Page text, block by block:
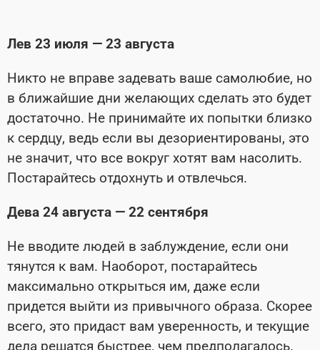
Лев 23 июля — 23 августа
Никто не вправе задевать ваше само­любие, но
в ближайшие дни желающих сделать это будет
достаточно. Не прини­майте их попытки близко
к сердцу, ведь если вы дезориентированы, это
не зна­чит, что все вокруг хотят вам насолить.
Постарайтесь отдохнуть и отвлечься.
Дева 24 августа — 22 сентября
Не вводите людей в заблуждение, если они
тянутся к вам. Наоборот, постарай­тесь
максимально открыться им, даже если
придется выйти из привычного образа. Скорее
всего, это придаст вам уверенность, и текущие
дела решатся быстрее, чем предполагалось.